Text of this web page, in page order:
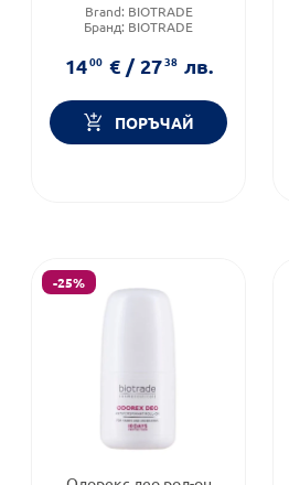
Brand: BIOTRADE
Бранд: BIOTRADE
OUT
1400 € / 2738 лв.
ПОРЪЧАЙ
-25%